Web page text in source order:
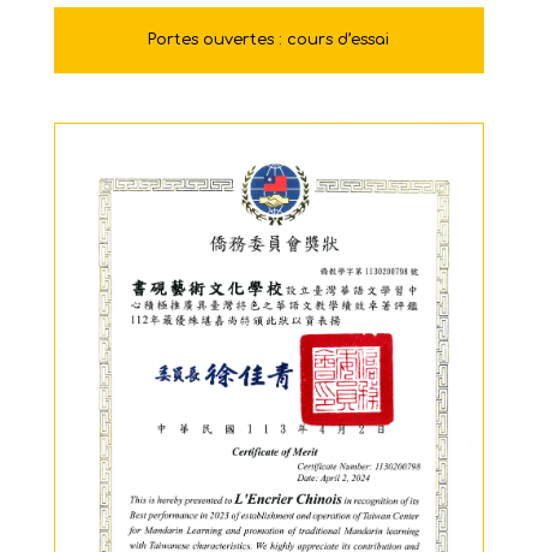
Portes ouvertes : cours d’essai